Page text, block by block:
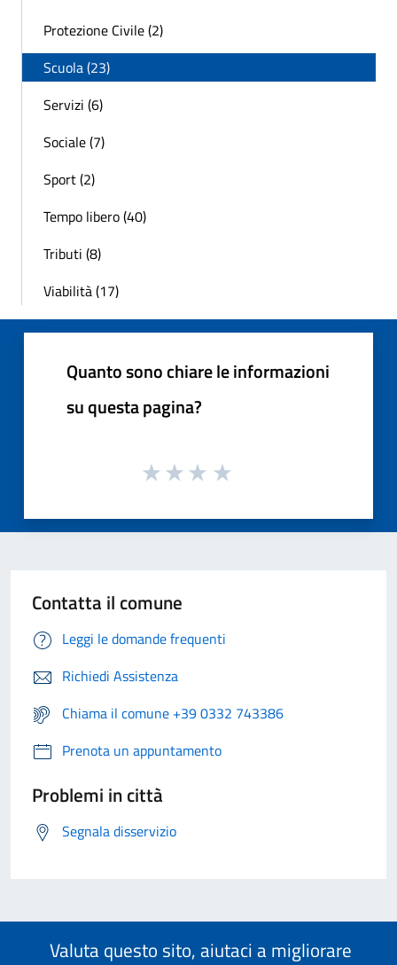
Protezione Civile (2)
Scuola (23)
Servizi (6)
Sociale (7)
Sport (2)
Tempo libero (40)
Tributi (8)
Viabilità (17)
Quanto sono chiare le informazioni
su questa pagina?
Contatta il comune
Leggi le domande frequenti
Richiedi Assistenza
Chiama il comune +39 0332 743386
Prenota un appuntamento
Problemi in città
Segnala disservizio
Valuta questo sito, aiutaci a migliorare